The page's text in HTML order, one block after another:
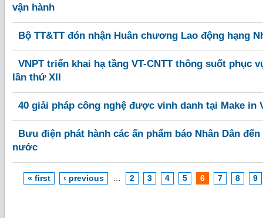
vận hành
Bộ TT&TT đón nhận Huân chương Lao động hạng
VNPT triển khai hạ tầng VT-CNTT thông suốt phục
lần thứ XII
40 giải pháp công nghệ được vinh danh tại Make in
Bưu điện phát hành các ấn phẩm báo Nhân Dân
nước
« first ‹ previous 2 3 4 5 6 7 8 9